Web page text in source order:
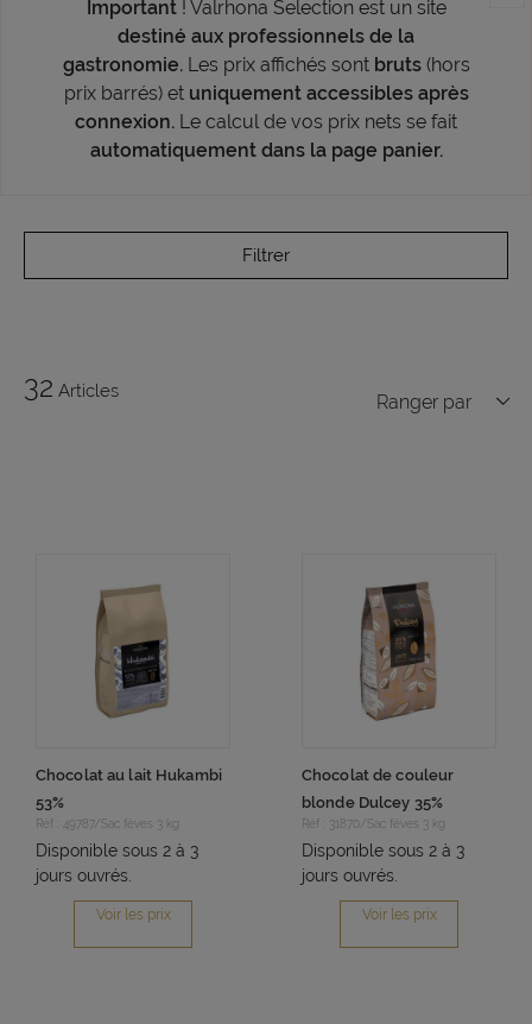
Important! Valrhona Selection est un site
destiné aux professionnels de la
gastronomie.Les prix affichés sont bruts(hors
prix barrés) et uniquement accessibles après
connexion. Le calcul de vos prix nets se fait
automatiquement dans la page panier.
Filtrer
32 Articles Ranger par
Chocolat au lait Hukambi
53%
Réf : 49787/Sac fèves 3 kg
Disponible sous 2 à 3
jours ouvrés.
Voir les prix
Chocolat de couleur
blonde Dulcey 35%
Réf : 31870/Sac fèves 3 kg
Disponible sous 2 à 3
jours ouvrés.
Voir les prix